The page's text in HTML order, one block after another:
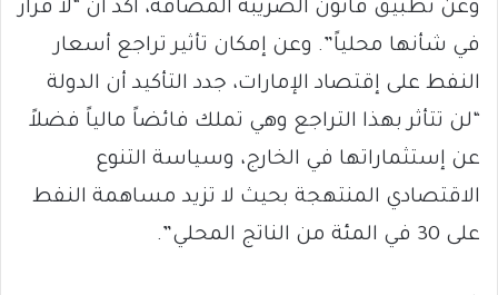
وعن تطبيق قانون الضريبة المضافة، أكد أن “لا قرار
في شأنها محلياً”. وعن إمكان تأثير تراجع أسعار
النفط على إقتصاد الإمارات، جدد التأكيد أن الدولة
“لن تتأثر بهذا التراجع وهي تملك فائضاً مالياً فضلاً
عن إستثماراتها في الخارج، وسياسة التنوع
الاقتصادي المنتهجة بحيث لا تزيد مساهمة النفط
على 30 في المئة من الناتج المحلي”.